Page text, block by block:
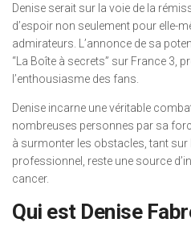
Denise serait sur la voie de la
d’espoir non seulement pour elle-
admirateurs. L’annonce de sa
“La Boîte à secrets” sur France 3,
l’enthousiasme des fans.
Denise incarne une véritable
nombreuses personnes par sa
à surmonter les obstacles, tant sur
professionnel, reste une source
cancer.
Qui est Denise